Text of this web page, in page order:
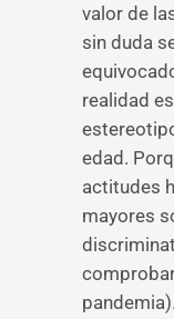
valor de
sin duda
realidad
edad.
actitudes
mayores